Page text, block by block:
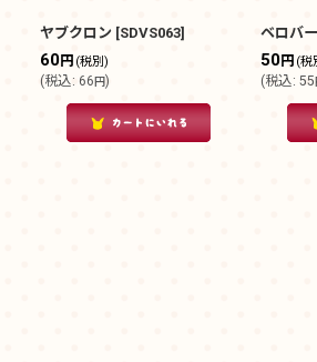
ヤブクロン [SDVS063]
60円 (税別)
(税込: 66円)
ベロバー
50円 (税
(税込: 55